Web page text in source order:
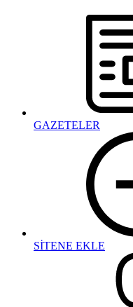
GAZETELER
SİTENE EKLE